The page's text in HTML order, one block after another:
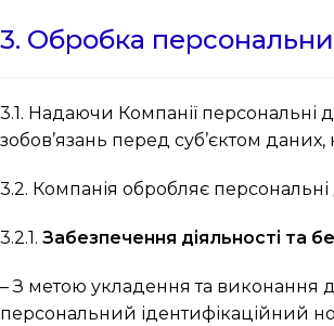
3. Обробка
3.1. Надаючи Компанії персональні
зобов’язань перед суб’єктом даних,
3.2. Компанія обробляє
3.2.1. Забезпечення діяльності та
– З метою укладення та виконання
персональний ідентифікаційний